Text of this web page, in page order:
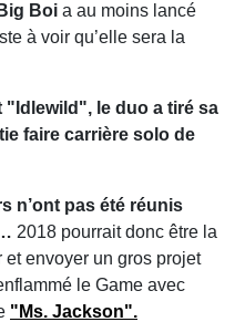
Big Boi a au moins lancé
à voir qu’elle sera la
"Idlewild", le duo a tiré sa
faire carrière solo de
n’ont pas été réunis
2018 pourrait donc être la
et envoyer un gros projet
le Game avec
"Ms. Jackson".